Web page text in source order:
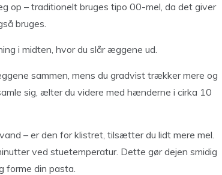
op – traditionelt bruges tipo 00-mel, da det giver
bruges.
i midten, hvor du slår æggene ud.
sammen, mens du gradvist trækker mere og
sig, ælter du videre med hænderne i cirka 10
– er den for klistret, tilsætter du lidt mere mel.
ved stuetemperatur. Dette gør dejen smidig
forme din pasta.